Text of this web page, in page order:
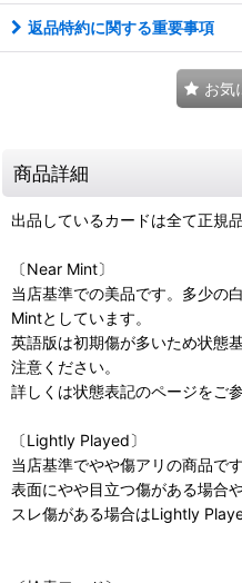
返品特約に関する重要事項
お気
商品詳細
出品しているカードは全て正規品
〔Near Mint〕
当店基準での美品です。多少の
Mintとしています。
英語版は初期傷が多いため状態
注意ください。
詳しくは状態表記のページをご
〔Lightly Played〕
当店基準でやや傷アリの商品です
表面にやや目立つ傷がある場合
スレ傷がある場合はLightly